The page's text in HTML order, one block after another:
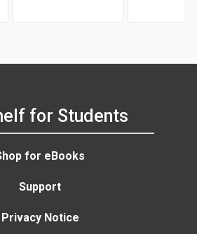
Mark Balnaves
for Students
for eBooks
Support
Privacy Notice